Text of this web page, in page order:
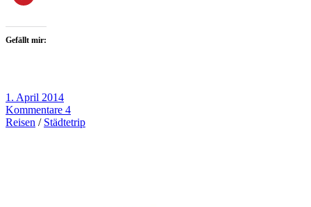
Gefällt mir:
1. April 2014
Kommentare 4
Reisen / Städtetrip